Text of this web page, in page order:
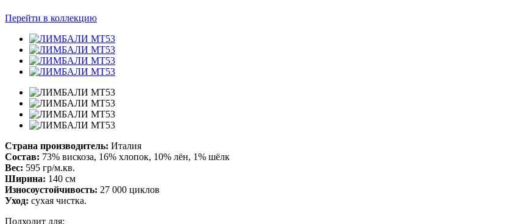
Перейти в коллекцию
Страна производитель: Италия
Состав: 73% вискоза, 16% хлопок, 10% лён, 1% шёлк
Вес: 595 гр/м.кв.
Ширина: 140 см
Износоустойчивость: 27 000 циклов
Уход: сухая чистка.
Подходит для: